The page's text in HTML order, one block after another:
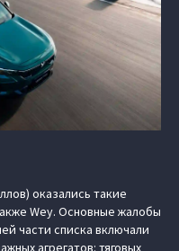
оказались такие
Wey. Основные жалобы
части списка включали
агрегатов: тяговых